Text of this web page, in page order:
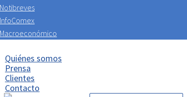
Notibreves
InfoComex
Macroeconómico
Quiénes somos
Prensa
Clientes
Contacto